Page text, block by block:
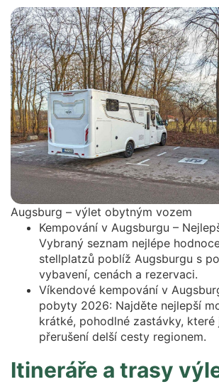
Augsburg – výlet obytným vozem
Kempování v Augsburgu –
Vybraný seznam nejlépe
stellplatzů poblíž Augsburgu s
vybavení, cenách a rezervaci.
Víkendové kempování v
pobyty 2026: Najděte nejlepší
krátké, pohodlné zastávky, které
přerušení delší cesty regionem.
Itineráře a trasy